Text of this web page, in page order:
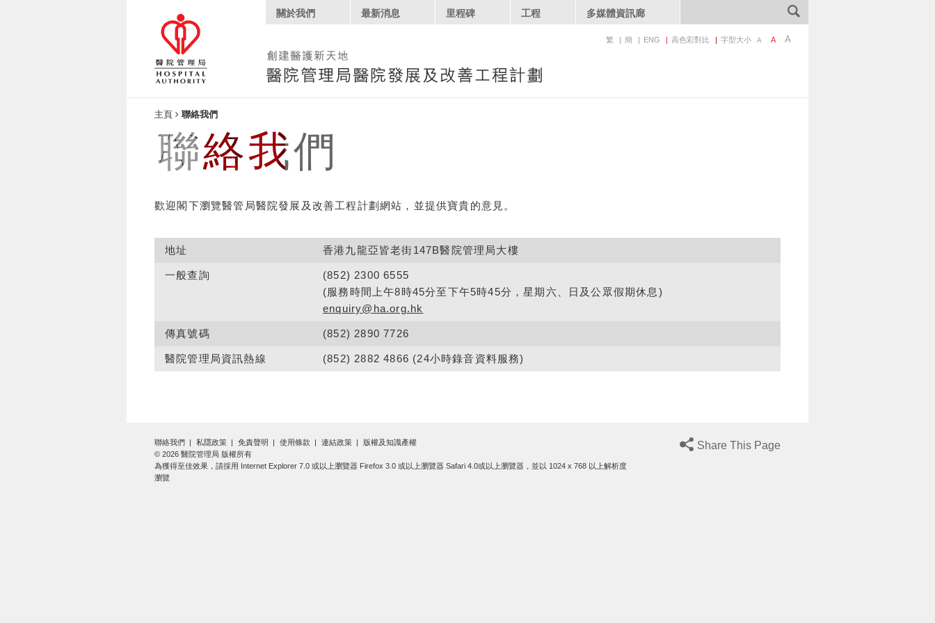
關於我們 最新消息 里程碑 工程 多媒體資訊廊
繁 簡 ENG 高色彩對比 字型大小 A A A
主頁 聯絡我們
聯絡我們
歡迎閣下瀏覽醫管局醫院發展及改善工程計劃網站，並提供寶貴的意見。
地址 香港九龍亞皆老街147B醫院管理局大樓
一般查詢
(852) 2300 6555
(服務時間上午8時45分至下午5時45分，星期六、日及公眾假期休息)
enquiry@ha.org.hk
傳真號碼 (852) 2890 7726
醫院管理局資訊熱線 (852) 2882 4866 (24小時錄音資料服務)
聯絡我們 私隱政策 免責聲明 使用條款 連結政策
版權及知識產權
© 2026 醫院管理局 版權所有
為獲得至佳效果，請採用 Internet Explorer 7.0 或以上瀏覽器 Firefox 3.0 或以上瀏覽器 Safari 4.0或以上瀏覽器，並以 1024 x 768 以上解析度
瀏覽
Share This Page